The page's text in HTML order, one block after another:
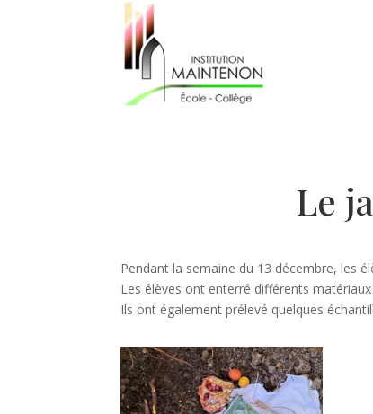
Le
Pendant la semaine du 13 décembre, les
Les élèves ont enterré différents
Ils ont également prélevé quelques